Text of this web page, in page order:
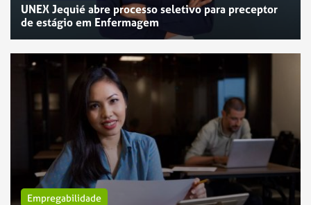
UNEX Jequié abre processo seletivo para preceptor
de estágio em Enfermagem
Empregabilidade
UNEX Feira de Santana abre vaga para Assistente de
Manutenção
Empregabilidade